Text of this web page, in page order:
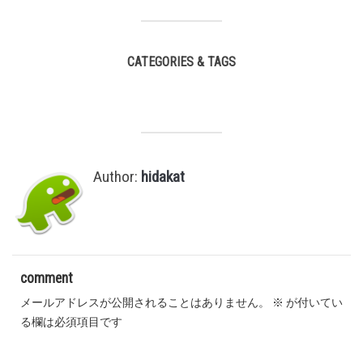
CATEGORIES & TAGS
Author: hidakat
comment
メールアドレスが公開されることはありません。 ※ が付いてい
る欄は必須項目です